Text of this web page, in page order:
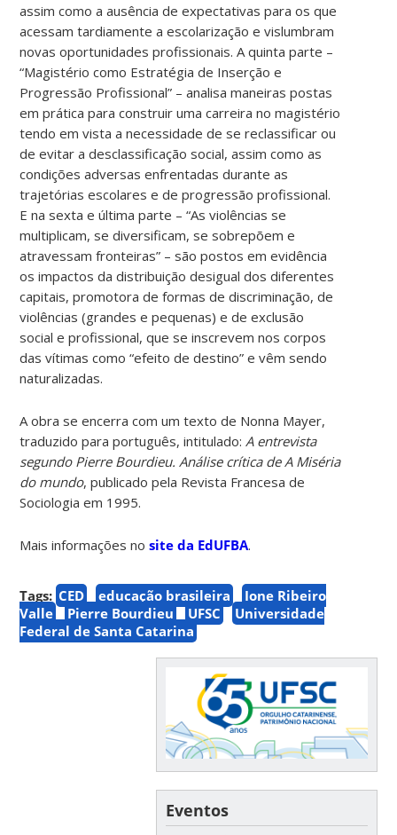
assim como a ausência de expectativas para os que
acessam tardiamente a escolarização e vislumbram
novas oportunidades profissionais. A quinta parte –
“Magistério como Estratégia de Inserção e
Progressão Profissional” – analisa maneiras postas
em prática para construir uma carreira no magistério
tendo em vista a necessidade de se reclassificar ou
de evitar a desclassificação social, assim como as
condições adversas enfrentadas durante as
trajetórias escolares e de progressão profissional.
E na sexta e última parte – “As violências se
multiplicam, se diversificam, se sobrepõem e
atravessam fronteiras” – são postos em evidência
os impactos da distribuição desigual dos diferentes
capitais, promotora de formas de discriminação, de
violências (grandes e pequenas) e de exclusão
social e profissional, que se inscrevem nos corpos
das vítimas como “efeito de destino” e vêm sendo
naturalizadas.
A obra se encerra com um texto de Nonna Mayer,
traduzido para português, intitulado: A entrevista
segundo Pierre Bourdieu. Análise crítica de A Miséria
do mundo, publicado pela Revista Francesa de
Sociologia em 1995.
Mais informações no site da EdUFBA.
Tags: CED educação brasileira
Ione Ribeiro
Valle
Pierre Bourdieu UFSC
Universidade
Federal de Santa Catarina
Eventos